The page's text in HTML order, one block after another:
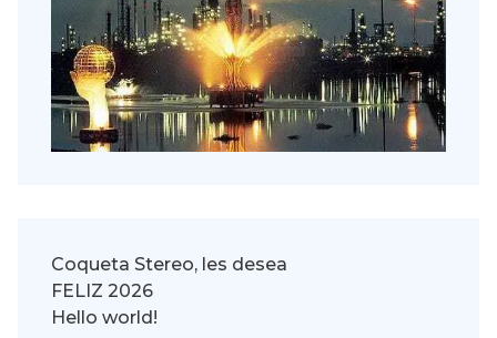
Coqueta Stereo, les desea
FELIZ 2026
Hello world!